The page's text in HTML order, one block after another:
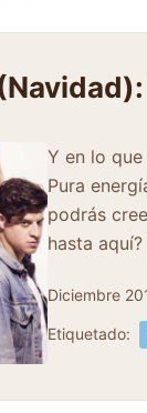
Y en lo
Pura
podrás
hasta
Diciembre
Etiquetado: